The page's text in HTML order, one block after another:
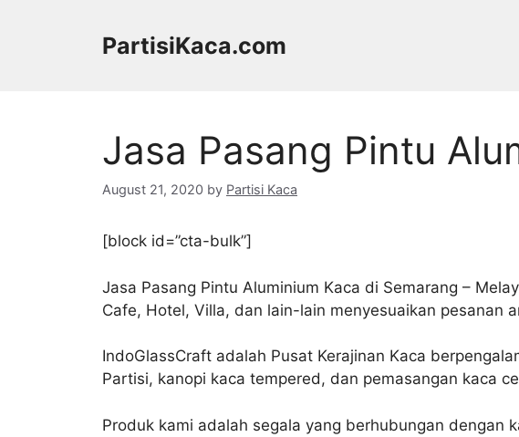
PartisiKaca.com
Jasa Pasang Pintu
August 21, 2020 by Partisi Kaca
[block id=”cta-bulk”]
Jasa Pasang Pintu Aluminium Kaca di Semarang –
Cafe, Hotel, Villa, dan lain-lain menyesuaikan pesanan
IndoGlassCraft adalah Pusat Kerajinan Kaca
Partisi, kanopi kaca tempered, dan pemasangan kaca
Produk kami adalah segala yang berhubungan dengan